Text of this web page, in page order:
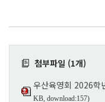
첨부파일 (1개)
우산육영회 2026학
KB, download:157)